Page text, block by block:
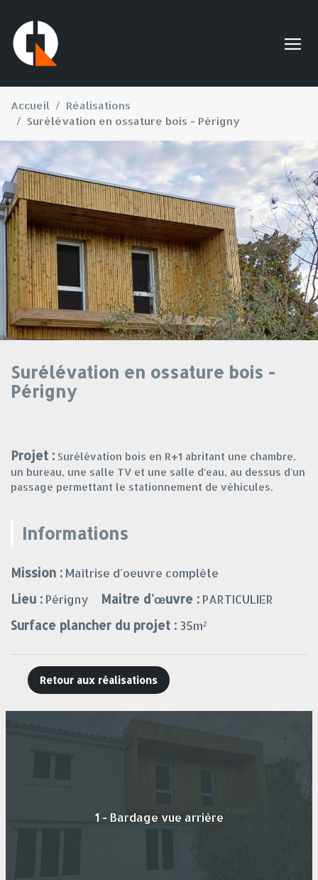
Accueil
Réalisations
Surélévation en ossature bois - Périgny
Surélévation en ossature bois -
Périgny
Projet : Surélévation bois en R+1 abritant une chambre,
un bureau, une salle TV et une salle d'eau, au dessus d'un
passage permettant le stationnement de véhicules.
Informations
Mission : Maîtrise d'oeuvre complète
Lieu : Périgny Maitre d'œuvre :PARTICULIER
Surface plancher du projet : 35m²
Retour aux réalisations
1 - Bardage vue arrière